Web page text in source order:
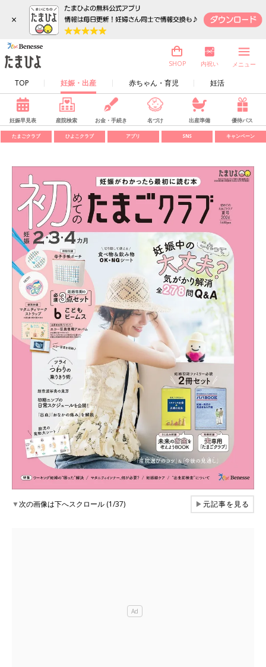
×
TOP 妊娠・出産 赤ちゃん・育児 妊活
SHOP 内祝い メニュー
妊娠早見表 産院検索 お金・手続き 名づけ 出産準備 優待パス
たまごクラブ ひよこクラブ アプリ SNS キャンペーン
▼次の画像は下へスクロール (1/37) ▶元記事を見る